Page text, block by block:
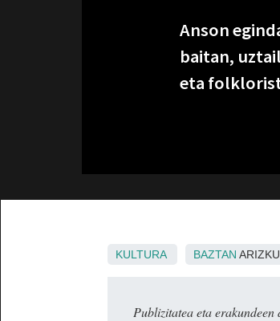
Anson
baitan,
eta
KULTURA BAZTAN
Publizitatea eta